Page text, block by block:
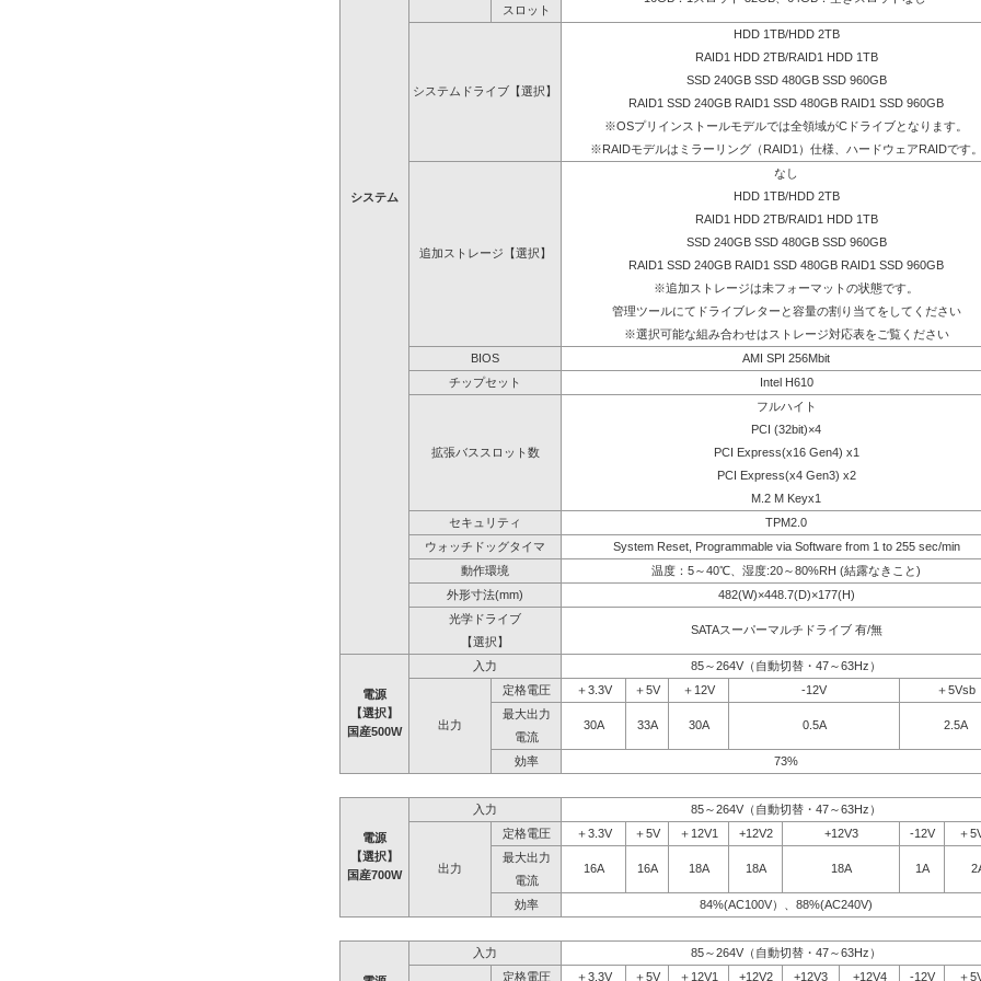
システム
スロット
システムドライブ【選択】
HDD 1TB/HDD 2TB
RAID1 HDD 2TB/RAID1 HDD 1TB
SSD 240GB SSD 480GB SSD 960GB
RAID1 SSD 240GB RAID1 SSD 480GB RAID1 SSD 960GB
※OSプリインストールモデルでは全領域がCドライブとなります。
※RAIDモデルはミラーリング（RAID1）仕様、ハードウェアRAIDです
追加ストレージ【選択】
なし
HDD 1TB/HDD 2TB
RAID1 HDD 2TB/RAID1 HDD 1TB
SSD 240GB SSD 480GB SSD 960GB
RAID1 SSD 240GB RAID1 SSD 480GB RAID1 SSD 960GB
※追加ストレージは未フォーマットの状態です。
管理ツールにてドライブレターと容量の割り当てをしてください
※選択可能な組み合わせはストレージ対応表をご覧ください
BIOS
AMI SPI 256Mbit
チップセット
Intel H610
拡張バススロット数
フルハイト
PCI (32bit)×4
PCI Express(x16 Gen4) x1
PCI Express(x4 Gen3) x2
M.2 M Keyx1
セキュリティ
TPM2.0
ウォッチドッグタイマ
System Reset, Programmable via Software from 1 to 255 sec/min
動作環境
温度：5～40℃、湿度:20～80%RH (結露なきこと)
外形寸法(mm)
482(W)×448.7(D)×177(H)
光学ドライブ
SATAスーパーマルチドライブ 有/無
【選択】
電源
【選択】
国産500W
入力 85～264V（自動切替・47～63Hz）
出力
定格電圧 ＋3.3V ＋5V ＋12V -12V
＋5Vsb
最大出力
30A
33A 30A 0.5A
2.5A
電流
効率
73%
電源
【選択】
国産700W
入力 85～264V（自動切替・47～63Hz）
出力
定格電圧 ＋3.3V ＋5V ＋12V1 +12V2 +12V3 -12V
＋
最大出力
16A
16A 18A 18A 18A 1A
電流
効率
84%(AC100V）、88%(AC240V)
入力
85～264V（自動切替・47～63Hz）
定格電圧
＋3.3V ＋5V ＋12V1 +12V2 +12V3 +12V4 -12V ＋